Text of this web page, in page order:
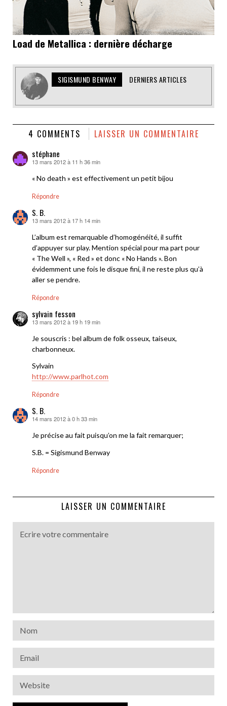
Load de Metallica : dernière décharge
SIGISMUND BENWAY DERNIERS ARTICLES
4 COMMENTS LAISSER UN COMMENTAIRE
stéphane
dit :
13 mars 2012 à 11 h 36 min
« No death » est effectivement un petit bijou
Répondre
S. B.
dit :
13 mars 2012 à 17 h 14 min
L’album est remarquable d’homogénéité, il suffit
d’appuyer sur play. Mention spécial pour ma part pour
« The Well », « Red » et donc « No Hands ». Bon
évidemment une fois le disque fini, il ne reste plus qu’à
aller se pendre.
Répondre
sylvain fesson
dit :
13 mars 2012 à 19 h 19 min
Je souscris : bel album de folk osseux, taiseux,
charbonneux.
Sylvain
http://www.parlhot.com
Répondre
S. B.
dit :
14 mars 2012 à 0 h 33 min
Je précise au fait puisqu’on me la fait remarquer;
S.B. = Sigismund Benway
Répondre
LAISSER UN COMMENTAIRE